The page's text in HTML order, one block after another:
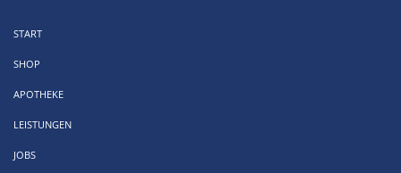
START
SHOP
APOTHEKE
LEISTUNGEN
JOBS